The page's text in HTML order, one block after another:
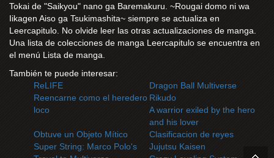
Tokai de "Saikyou" nano ga Baremakuru. ~Rougai domo ni wa
Iikagen Aiso ga Tsukimashita~ siempre se actualiza en
Leercapitulo. No olvide leer las otras actualizaciones de manga.
Una lista de colecciones de manga Leercapitulo se encuentra en
el menú Lista de manga.
También te puede interesar:
ReLIFE
Dragon Ball Multiverse
Reencarne como el heredero
loco
Rikudo
A warrior exiled by the hero
and his lover
Obtuve un Objeto Mítico
Clasificacion de reyes
Super String: Marco Polo's
Jujutsu Kaisen